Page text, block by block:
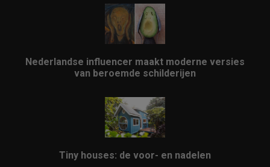
Nederlandse influencer maakt moderne versies
van beroemde schilderijen
Tiny houses: de voor- en nadelen